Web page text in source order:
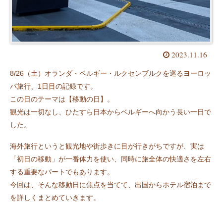
2023.11.16
8/26（土）オランダ・ベルギー・ルクセンブルクを巡るヨーロッ
パ旅行、1日目の記録です。
この日のテーマは【移動の日】。
観光は一切なし、ひたすら日本からベルギーへ向かう長い一日で
した。
海外旅行というと観光地や街歩きに目が行きがちですが、実は
「初日の移動」が一番体力を使い、同時に旅全体の快適さを左右
する重要なパートでもあります。
今回は、そんな移動日に焦点を当てて、出国からホテル宿泊まで
を詳しくまとめていきます。